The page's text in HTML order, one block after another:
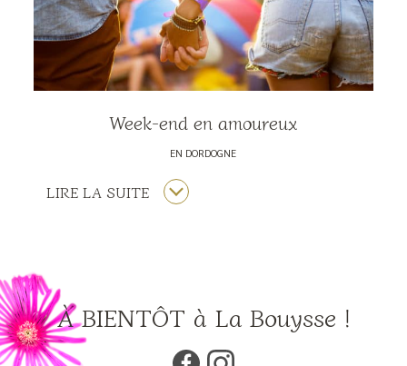
Week-end en amoureux
EN DORDOGNE
LIRE LA SUITE
À BIENTÔT à La Bouysse !